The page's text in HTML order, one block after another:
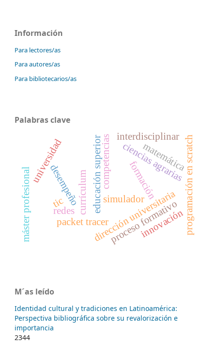
Información
Para lectores/as
Para autores/as
Para bibliotecarios/as
Palabras clave
desempeño educación superior formación
dirección universitaria
simulador
packet tracer
redes
tic
ciencias agrarias
proceso formativo
matemática
universidad programación en scratch
interdisciplinar
máster profesional currículum
competencias
innovación
M´as leído
Identidad cultural y tradiciones en Latinoamérica:
Perspectiva bibliográfica sobre su revalorización e
importancia
2344